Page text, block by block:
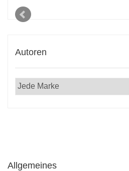
Autoren
Allgemeines